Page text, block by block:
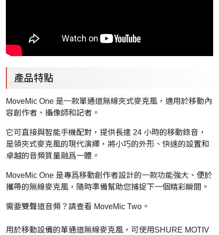
產品特點
MoveMic One 是一款單通道無線夾式麥克風，適用於移動內
容創作者、攝像師和記者。
它可直接與智能手機配對，提供長達 24 小時的移動錄音，
是領夾式麥克風的現代演繹，將小巧的外形、快速的設置和
卓越的音頻質量融爲一體。
MoveMic One 是專爲移動創作者設計的一款功能強大、便於
攜帶的無線麥克風，隨時準備幫助您捕捉下一個精彩瞬間。
需要雙聲道音頻？請查看 MoveMic Two 。
用於移動設備的單通道無線麥克風，可使用SHURE MOTIV